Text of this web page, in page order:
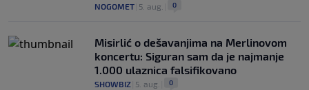
NOGOMET 5. aug. 0
Misirlić o dešavanjima na Merlinovom
koncertu: Siguran sam da je najmanje
1.000 ulaznica falsifikovano
SHOWBIZ 5. aug. 0